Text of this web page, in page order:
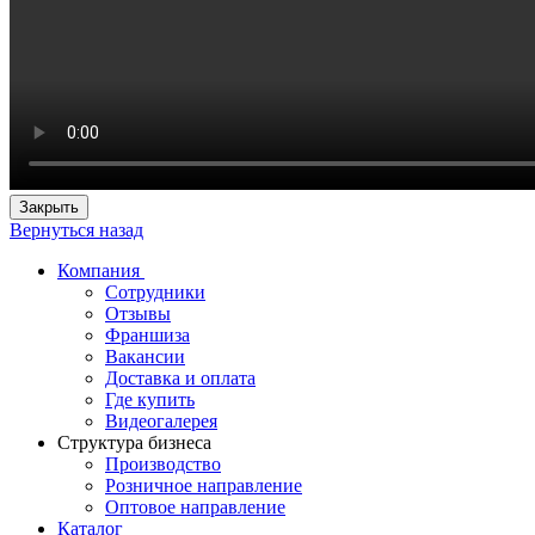
Закрыть
Вернуться назад
Компания
Сотрудники
Отзывы
Франшиза
Вакансии
Доставка и оплата
Где купить
Видеогалерея
Структура бизнеса
Производство
Розничное направление
Оптовое направление
Каталог